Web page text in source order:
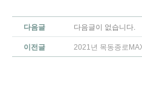
다음글 다음글이 없습니다.
이전글 2021년 목동종로